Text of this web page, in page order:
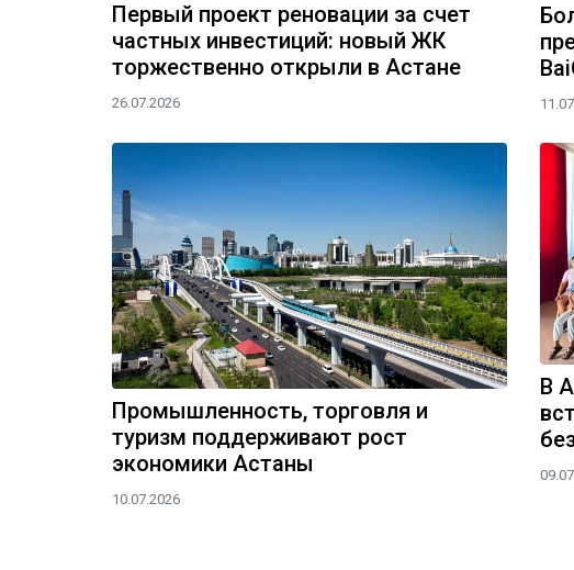
Первый проект реновации за счет
частных инвестиций: новый ЖК
торжественно открыли в Астане
26.07.2026
Промышленность, торговля и
туризм поддерживают рост
экономики Астаны
10.07.2026
В